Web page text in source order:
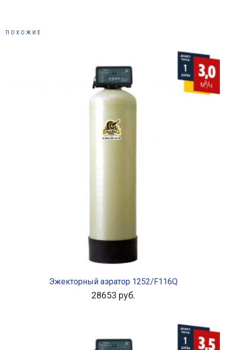
ПОХОЖИЕ
Эжекторный аэратор 1252/F116Q
28653 руб.